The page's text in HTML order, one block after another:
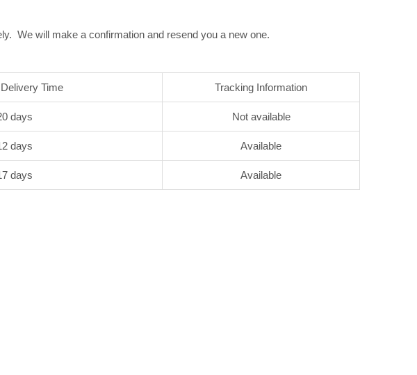
We will make a confirmation and resend you a new one.
Time Tracking Information
days Not available
days Available
days Available